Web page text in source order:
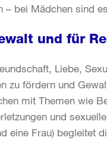
bei Mädchen sind
und für
Liebe,
zu fördern und
mit Themen wie
und
eine Frau) begleitet